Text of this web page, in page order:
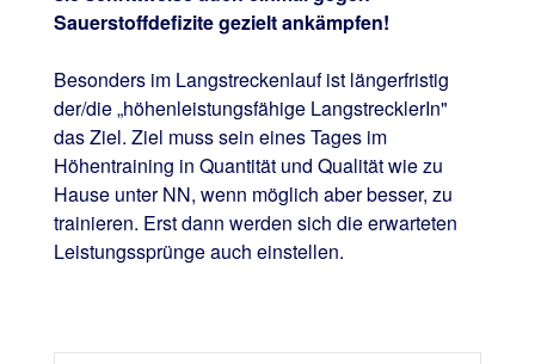
Sauerstoffdefizite gezielt ankämpfen!
Besonders im Langstreckenlauf ist längerfristig
der/die „höhenleistungsfähige LangstrecklerIn"
das Ziel. Ziel muss sein eines Tages im
Höhentraining in Quantität und Qualität wie zu
Hause unter NN, wenn möglich aber besser, zu
trainieren. Erst dann werden sich die erwarteten
Leistungssprünge auch einstellen.